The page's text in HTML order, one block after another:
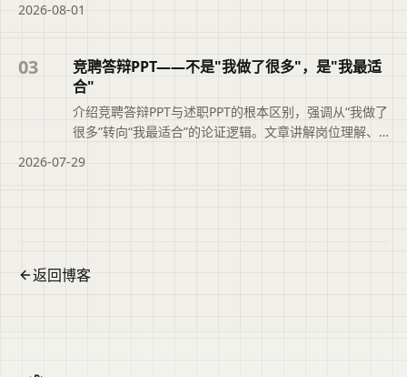
大纲版本记录功能，帮助职场人快速定位正确文件，提
面主题、主要内容与适用场景，再进入原文查看完整信
息。
2026-08-01
03
竞聘答辩PPT——不是"我做了很多"，是"我最适
合"
介绍竞聘答辩PPT与述职PPT的根本区别，强调从“我做了
很多”转向“我最适合”的论证逻辑。文章讲解岗位理解、
说明二狗PPT如何辅助结构化大纲与时间把控，帮助竞聘
2026-07-29
返回博客